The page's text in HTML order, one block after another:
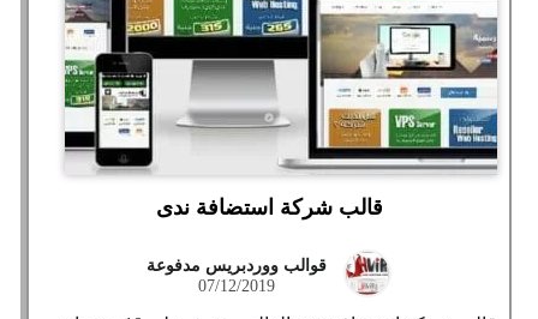
قالب شركة استضافة ندى
قوالب ووردبريس مدفوعة
07/12/2019